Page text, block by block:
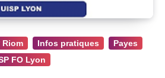
Riom Infos pratiques
Payes
FO Lyon